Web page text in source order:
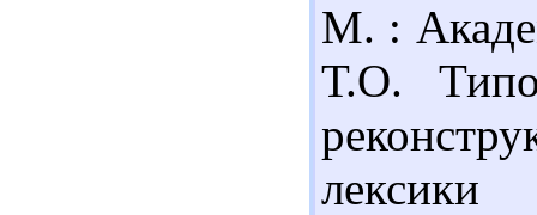
М. :
Т.О.
лексики